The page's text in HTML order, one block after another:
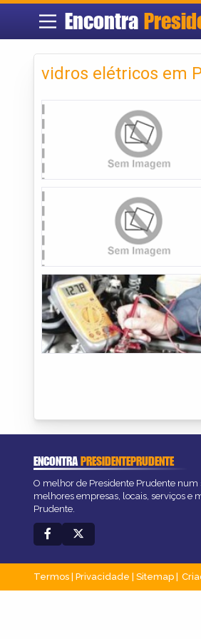
Encontra
vidros elétricos em
ENCONTRAPRESIDENTEPRUDENTE
O melhor de Presidente Prudente num
melhores empresas, locais, serviços e
Prudente.
Termos | Privacidade | Sitemap